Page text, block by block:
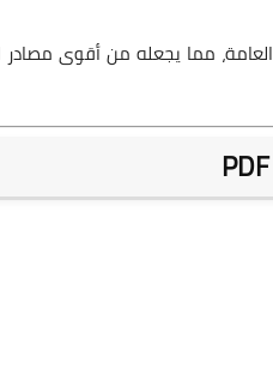
مما يجعله من أقوى مصادر